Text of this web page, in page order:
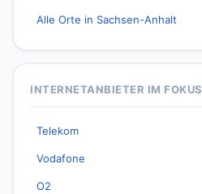
Alle Orte in Sachsen-Anhalt
INTERNETANBIETER IM FOKUS
Telekom
Vodafone
O2